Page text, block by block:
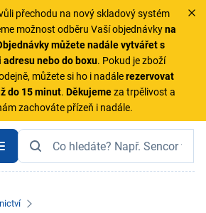
přechodu na nový skladový systém
možnost odběru Vaší objednávkyna
můžete nadále vytvářet s
nebo do boxu. Pokud je zboží
můžete si ho i nadálerezervovat
do 15 minut. Děkujemeza trpělivost a
zachováte přízeň i nadále.